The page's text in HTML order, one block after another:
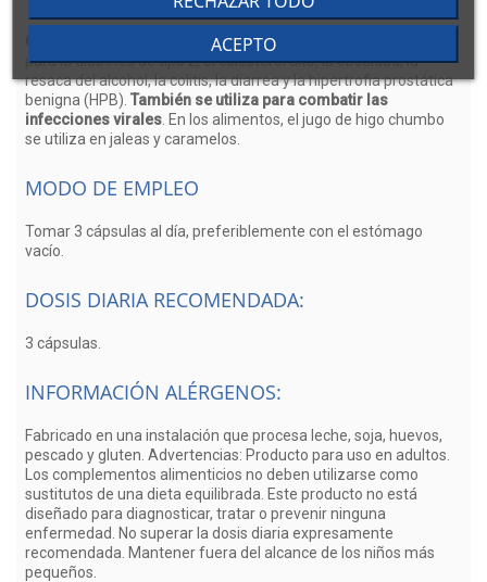
Contiene extracto seco de Opuntia Cactinea
para la diabetes de tipo 2, el colesterol alto, la obesidad, la
resaca del alcohol, la colitis, la diarrea y la hipertrofia prostática
benigna (HPB).También se utiliza para combatir las
infecciones virales . En los alimentos, el jugo de higo chumbo
se utiliza en jaleas y caramelos.
MODO DE EMPLEO
Tomar 3 cápsulas al día, preferiblemente con el estómago
vacío.
DOSIS DIARIA RECOMENDADA:
3 cápsulas.
INFORMACIÓN ALÉRGENOS:
Fabricado en una instalación que procesa leche, soja, huevos,
pescado y gluten. Advertencias: Producto para uso en adultos.
Los complementos alimenticios no deben utilizarse como
sustitutos de una dieta equilibrada. Este producto no está
diseñado para diagnosticar, tratar o prevenir ninguna
enfermedad. No superar la dosis diaria expresamente
recomendada. Mantener fuera del alcance de los niños más
pequeños.
ACEPTO